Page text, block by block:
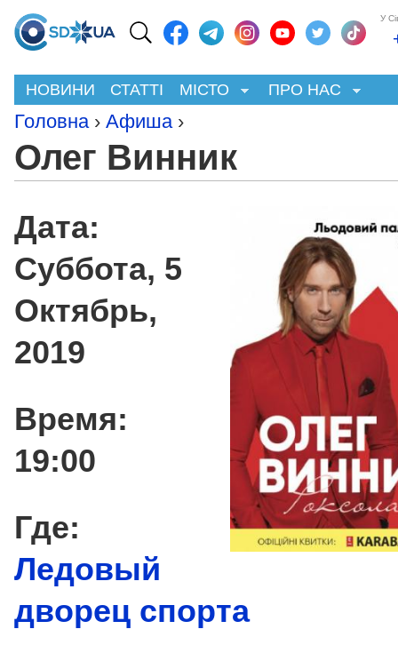
У
НОВИНИ СТАТТІ МІСТО ПРО НАС
Головна › Афиша ›
Олег Винник
Дата:
Суббота, 5
Октябрь,
2019
Время:
19:00
Где:
Ледовый
дворец спорта